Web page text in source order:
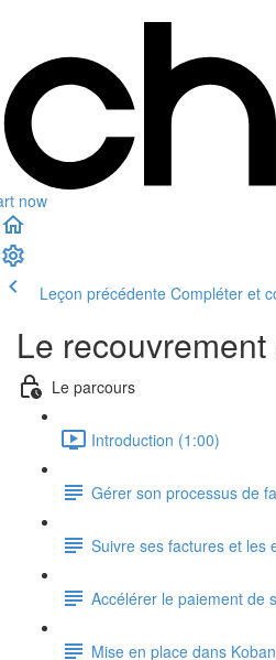
now
Leçon précédente Compléter et
Le
Le parcours
Introduction (1:00)
Gérer son processus de
Suivre ses factures et les
Accélérer le paiement de
Mise en place dans Koban